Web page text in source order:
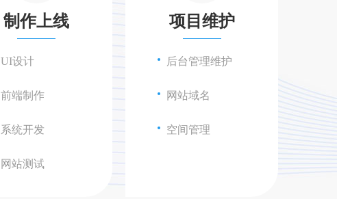
制作上线
UI设计
前端制作
系统开发
网站测试
项目维护
后台管理维护
网站域名
空间管理